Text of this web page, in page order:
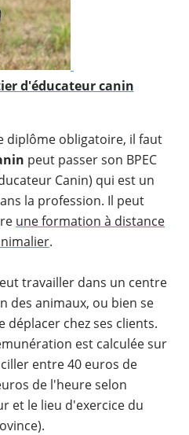
d'éducateur canin
diplôme obligatoire, il faut
peut passer son BPEC
Canin) qui est un
la profession. Il peut
une formation à distance
.
travailler dans un centre
des animaux, ou bien se
chez ses clients.
est calculée sur
entre 40 euros de
de l'heure selon
et le lieu d'exercice du